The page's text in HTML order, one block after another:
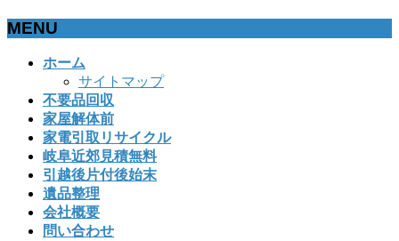
MENU
ホーム
サイトマップ
不要品回収
家屋解体前
家電引取リサイクル
岐阜近郊見積無料
引越後片付後始末
遺品整理
会社概要
問い合わせ